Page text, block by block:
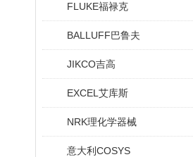
FLUKE福禄克
BALLUFF巴鲁夫
JIKCO吉高
EXCEL艾库斯
NRK理化学器械
意大利COSYS